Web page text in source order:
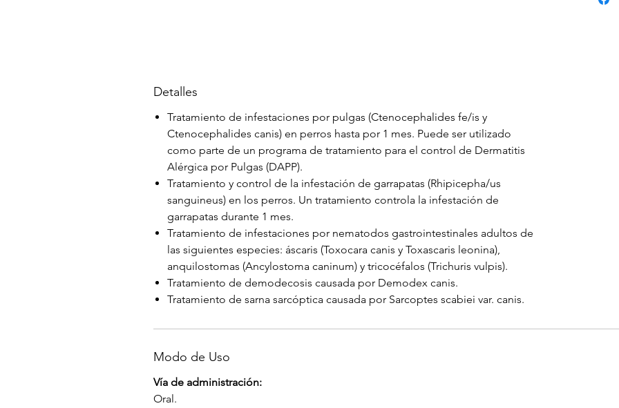
Detalles
Tratamiento de infestaciones por pulgas (Ctenocephalides fe/is y
Ctenocephalides canis) en perros hasta por 1 mes. Puede ser utilizado
como parte de un programa de tratamiento para el control de Dermatitis
Alérgica por Pulgas (DAPP).
Tratamiento y control de la infestación de garrapatas (Rhipicepha/us
sanguineus) en los perros. Un tratamiento controla la infestación de
garrapatas durante 1 mes.
Tratamiento de infestaciones por nematodos gastrointestinales adultos de
las siguientes especies: áscaris (Toxocara canis y Toxascaris leonina),
anquilostomas (Ancylostoma caninum) y tricocéfalos (Trichuris vulpis).
Tratamiento de demodecosis causada por Demodex canis.
Tratamiento de sarna sarcóptica causada por Sarcoptes scabiei var. canis.
Modo de Uso
Vía de administración:
Oral.